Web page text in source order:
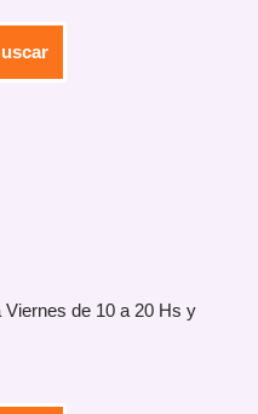
Viernes de 10 a 20 Hs y